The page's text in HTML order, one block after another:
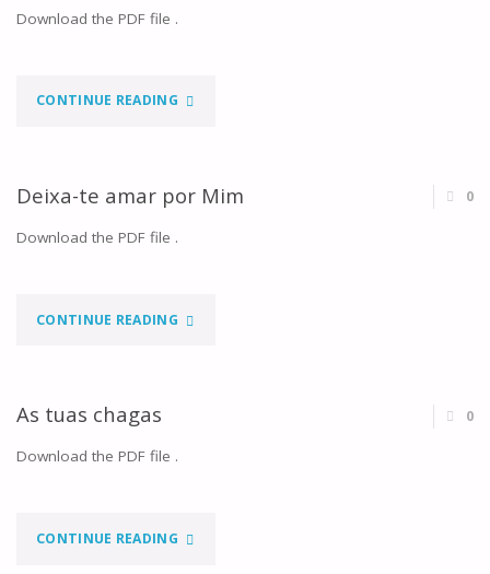
Download the PDF file .
CONTINUE READING"O
Deixa-te amar por Mim 0
Download the PDF file .
CONTINUE READING"DEIXA-
As tuas chagas 0
Download the PDF file .
CONTINUE READING"AS